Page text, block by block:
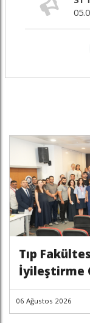
Tıp
İyileştirme
06 Ağustos 2026